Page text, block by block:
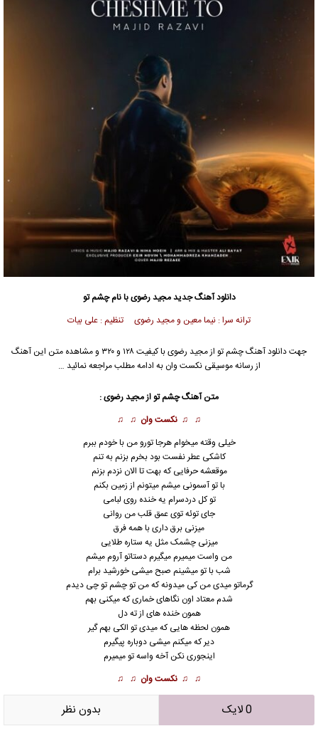
دانلود آهنگ جدیدمجید رضویبا نام چشم تو
ترانه سرا : نیما معین و مجید رضوی تنظیم : علی بیات
جهت دانلود آهنگ چشم تو ازمجید رضوی
با کیفیت ۱۲۸ و ۳۲۰ و مشاهده متن این آهنگ
از رسانه موسیقی نکست وان به ادامه مطلب مراجعه نمائید …
متن آهنگ چشم تو ازمجید رضوی:
♫ ♫ نکست وان ♫ ♫
خیلی وقته میخوام هرجا تورو من با خودم ببرم
کاشکی عطر نفست بود بخرم بزنم به تنم
موقعشه حرفایی که بهت تا الان نزدم بزنم
با تو آسمونی میشم میتونم از زمین بکنم
تو کل دردسرام یه خنده روی لبامی
جای توئه توی عمق قلب من روانی
میزنی برق داری با همه فرق
میزنی چشمک مثل یه ستاره طلایی
من واست میمیرم میگیرم دستاتو آروم میشم
شب با تو میشینم صبح میشی خورشید برام
گرماتو میدی من کی میدونه که من تو چشم تو چی دیدم
شدم معتاد اون نگاهای خماری که میکنی بهم
همون خنده های از ته دل
همون لحظه هایی که میدی تو الکی بهم گیر
دیر که میکنم میشی دوباره پیگیرم
اینجوری نکن آخه واسه تو میمیرم
♫ ♫ نکست وان ♫ ♫
0 لایک بدون نظر